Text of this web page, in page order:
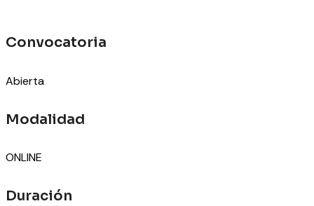
Convocatoria
Abierta
Modalidad
ONLINE
Duración